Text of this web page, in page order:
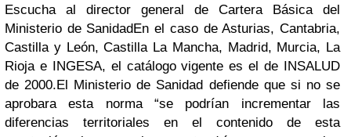
Escucha al director general de Cartera Básica del
Ministerio de SanidadEn el caso de Asturias, Cantabria,
Castilla y León, Castilla La Mancha, Madrid, Murcia, La
Rioja e INGESA, el catálogo vigente es el de INSALUD
de 2000.El Ministerio de Sanidad defiende que si no se
aprobara esta norma “se podrían incrementar las
diferencias territoriales en el contenido de esta